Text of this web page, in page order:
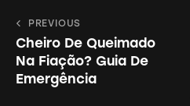
Navegação
de
Post
PREVIOUS
Cheiro De Queimado
Na Fiação? Guia De
Emergência